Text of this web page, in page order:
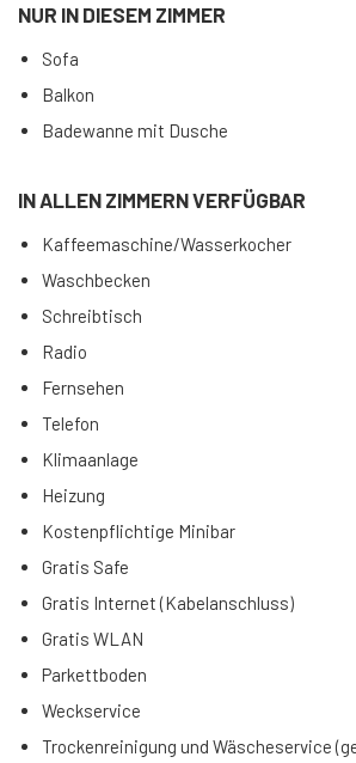
NUR IN DIESEM ZIMMER
Sofa
Balkon
Badewanne mit Dusche
IN ALLEN ZIMMERN VERFÜGBAR
Kaffeemaschine/Wasserkocher
Waschbecken
Schreibtisch
Radio
Fernsehen
Telefon
Klimaanlage
Heizung
Kostenpflichtige Minibar
Gratis Safe
Gratis Internet (Kabelanschluss)
Gratis WLAN
Parkettboden
Weckservice
Trockenreinigung und Wäscheservice